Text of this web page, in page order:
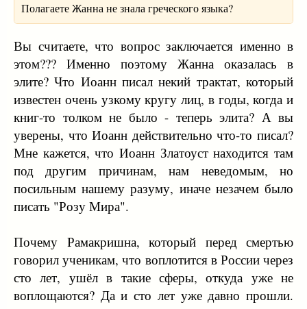
Полагаете Жанна не знала греческого языка?
Вы считаете, что вопрос заключается именно в
этом??? Именно поэтому Жанна оказалась в
элите? Что Иоанн писал некий трактат, который
известен очень узкому кругу лиц, в годы, когда и
книг-то толком не было - теперь элита? А вы
уверены, что Иоанн действительно что-то писал?
Мне кажется, что Иоанн Златоуст находится там
под другим причинам, нам неведомым, но
посильным нашему разуму, иначе незачем было
писать "Розу Мира".
Почему Рамакришна, который перед смертью
говорил ученикам, что воплотится в России через
сто лет, ушёл в такие сферы, откуда уже не
воплощаются? Да и сто лет уже давно прошли.